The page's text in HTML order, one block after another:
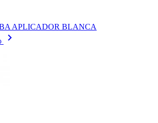
APLICADOR BLANCA
keyboard_arrow_right